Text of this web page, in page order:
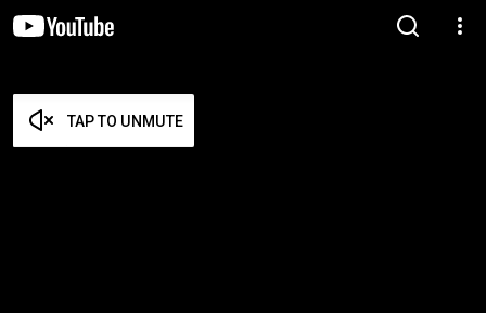
TAP TO UNMUTE